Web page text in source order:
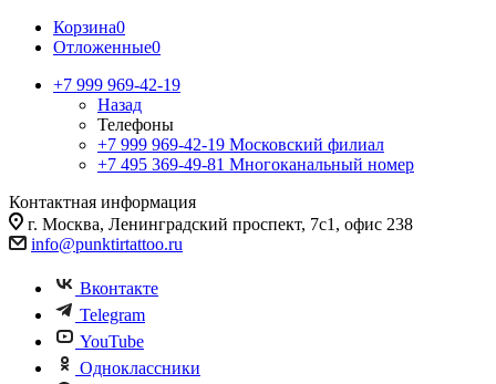
Корзина0
Отложенные0
+7 999 969-42-19
Назад
Телефоны
+7 999 969-42-19 Московский филиал
+7 495 369-49-81 Многоканальный номер
Контактная информация
г. Москва, Ленинградский проспект, 7с1, офис 238
info@punktirtattoo.ru
Вконтакте
Telegram
YouTube
Одноклассники